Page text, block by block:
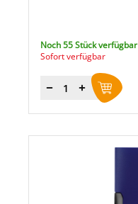
Noch 55 Stück verfügbar
Sofort verfügbar
Menge